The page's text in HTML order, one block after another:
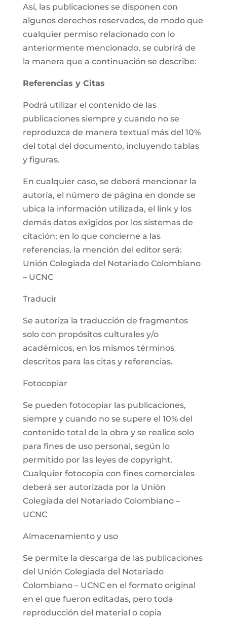
Así, las publicaciones se disponen con
algunos derechos reservados, de modo que
cualquier permiso relacionado con lo
anteriormente mencionado, se cubrirá de
la manera que a continuación se describe:
Referencias y Citas
Podrá utilizar el contenido de las
publicaciones siempre y cuando no se
reproduzca de manera textual más del 10%
del total del documento, incluyendo tablas
y figuras.
En cualquier caso, se deberá mencionar la
autoría, el número de página en donde se
ubica la información utilizada, el link y los
demás datos exigidos por los sistemas de
citación; en lo que concierne a las
referencias, la mención del editor será:
Unión Colegiada del Notariado Colombiano
– UCNC
Traducir
Se autoriza la traducción de fragmentos
solo con propósitos culturales y/o
académicos, en los mismos términos
descritos para las citas y referencias.
Fotocopiar
Se pueden fotocopiar las publicaciones,
siempre y cuando no se supere el 10% del
contenido total de la obra y se realice solo
para fines de uso personal, según lo
permitido por las leyes de copyright.
Cualquier fotocopia con fines comerciales
deberá ser autorizada por la Unión
Colegiada del Notariado Colombiano –
UCNC
Almacenamiento y uso
Se permite la descarga de las publicaciones
del Unión Colegiada del Notariado
Colombiano – UCNC en el formato original
en el que fueron editadas, pero toda
reproducción del material o copia